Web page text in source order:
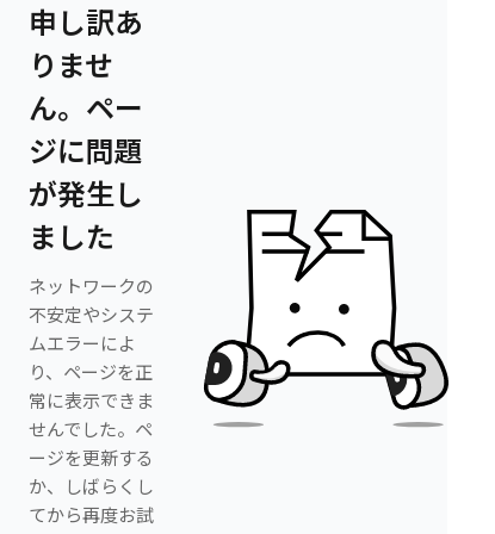
申し訳あ
りませ
ん。ペー
ジに問題
が発生し
ました
ネットワークの
不安定やシステ
ムエラーによ
り、ページを正
常に表示できま
せんでした。ペ
ージを更新する
か、しばらくし
てから再度お試